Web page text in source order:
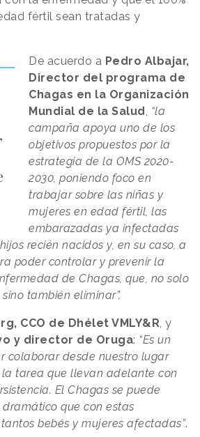
fértil sean tratadas y
De acuerdo a Pedro Albajar,
Director del programa de
Chagas en la Organización
Mundial de la Salud
“la
campaña apoya uno de los
objetivos propuestos por la
estrategia de la OMS 2020-
2030, poniendo foco en
trabajar sobre las niñas y
mujeres en edad fértil, las
embarazadas ya infectadas
recién nacidos y, en su caso, a
poder controlar y prevenir la
de Chagas, que, no solo
también eliminar”.
CCO de Dhélet VMLY&R , y
y director de Oruga: “Es un
colaborar desde nuestro lugar
tarea que llevan adelante con
El Chagas se puede
que con estas
bebés y mujeres afectadas”.